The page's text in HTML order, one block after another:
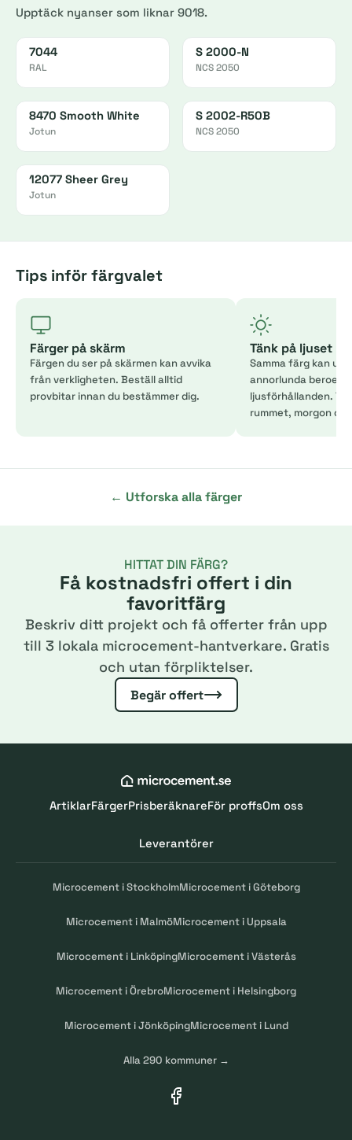
Upptäck nyanser som liknar 9018.
7044
RAL
S 2000-N
NCS 2050
8470 Smooth White
Jotun
S 2002-R50B
NCS 2050
12077 Sheer Grey
Jotun
Tips inför färgvalet
Färger på skärm
Färgen du ser på skärmen kan avvika
från verkligheten. Beställ alltid
provbitar innan du bestämmer dig.
Tänk på ljuset
Samma färg kan
annorlunda
ljusförhållanden.
rummet, morgon
← Utforska alla färger
HITTAT DIN FÄRG?
Få kostnadsfri offert i din
favoritfärg
Beskriv ditt projekt och få offerter från upp
till 3 lokala microcement-hantverkare. Gratis
och utan förpliktelser.
Begär offert
ArtiklarFärgerPrisberäknareFör proffsOm oss
Leverantörer
Microcement i StockholmMicrocement i Göteborg
Microcement i MalmöMicrocement i Uppsala
Microcement i LinköpingMicrocement i Västerås
Microcement i ÖrebroMicrocement i Helsingborg
Microcement i JönköpingMicrocement i Lund
Alla 290 kommuner →